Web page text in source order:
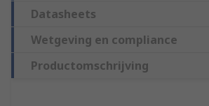
Datasheets
Wetgeving en compliance
Productomschrijving